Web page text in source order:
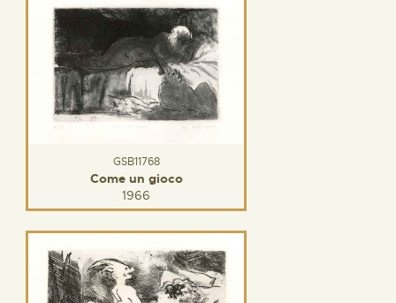
GSB11768
Come un gioco
1966